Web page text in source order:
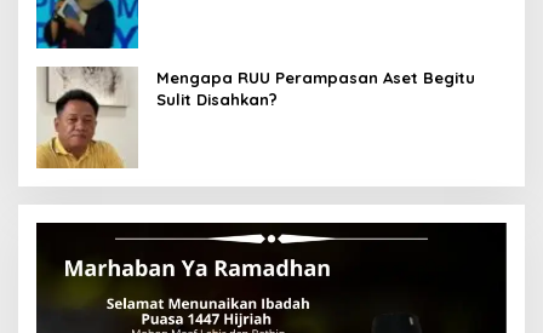
Mengapa RUU Perampasan Aset Begitu
Sulit Disahkan?